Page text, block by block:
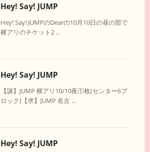
Hey! Say! JUMP
Hey! Say! JUMPのDearの10月10日の昼の部で
横アリのチケット2 ...
Hey! Say! JUMP
【譲】JUMP 横アリ10/10夜①枚(センター6ブ
ロック)【求】JUMP 名古 ...
Hey! Say! JUMP